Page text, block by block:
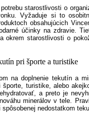
starostlivosti o
Vyžaduje si to
obsahujúcich
účinky na zdravie.
okrem starostlivosti o
pri športe a turistike
na doplnenie tekutín a
turistike, alebo
a preto je
minerálov v tele.
nedostatkom